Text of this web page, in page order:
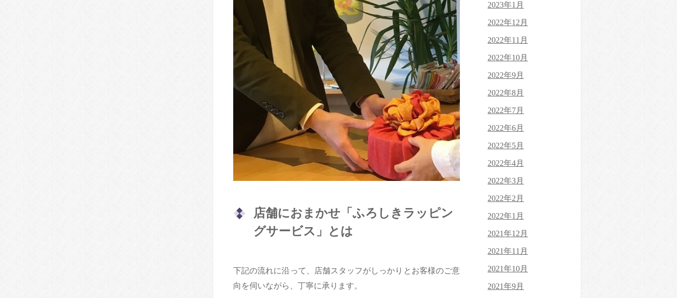
店舗におまかせ「ふろしきラッピン
グサービス」とは
下記の流れに沿って、店舗スタッフがしっかりとお客様のご意
向を伺いながら、丁寧に承ります。
2023年1月
2022年12月
2022年11月
2022年10月
2022年9月
2022年8月
2022年7月
2022年6月
2022年5月
2022年4月
2022年3月
2022年2月
2022年1月
2021年12月
2021年11月
2021年10月
2021年9月